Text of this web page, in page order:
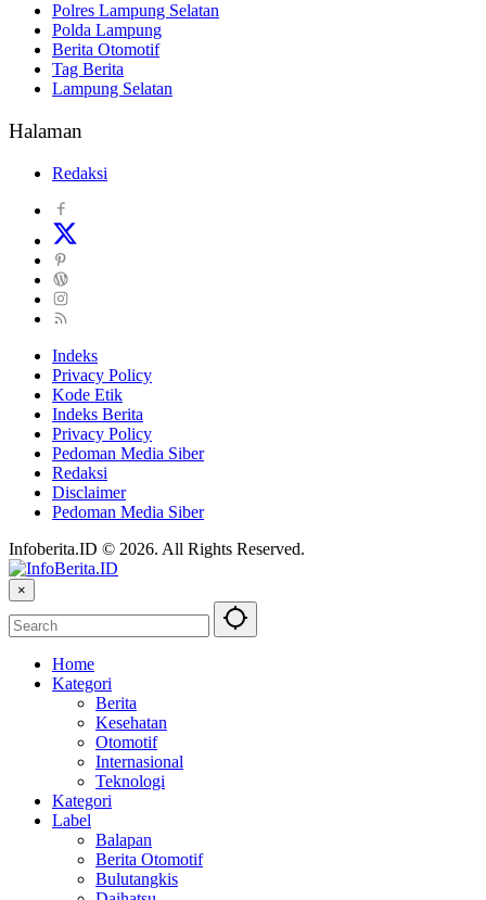
Polres Lampung Selatan
Polda Lampung
Berita Otomotif
Tag Berita
Lampung Selatan
Halaman
Redaksi
Indeks
Privacy Policy
Kode Etik
Indeks Berita
Privacy Policy
Pedoman Media Siber
Redaksi
Disclaimer
Pedoman Media Siber
Infoberita.ID © 2026. All Rights Reserved.
×
Home
Kategori
Berita
Kesehatan
Otomotif
Internasional
Teknologi
Kategori
Label
Balapan
Berita Otomotif
Bulutangkis